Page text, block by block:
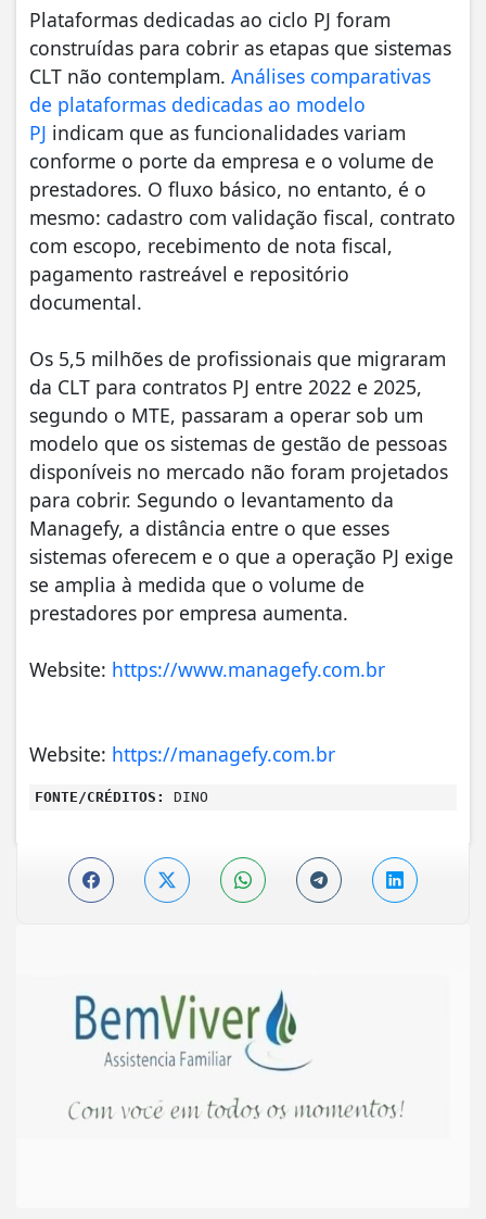
Plataformas dedicadas ao ciclo PJ foram
construídas para cobrir as etapas que sistemas
CLT não contemplam. Análises comparativas
de plataformas dedicadas ao modelo
PJ indicam que as funcionalidades variam
conforme o porte da empresa e o volume de
prestadores. O fluxo básico, no entanto, é o
mesmo: cadastro com validação fiscal, contrato
com escopo, recebimento de nota fiscal,
pagamento rastreável e repositório
documental.
Os 5,5 milhões de profissionais que migraram
da CLT para contratos PJ entre 2022 e 2025,
segundo o MTE, passaram a operar sob um
modelo que os sistemas de gestão de pessoas
disponíveis no mercado não foram projetados
para cobrir. Segundo o levantamento da
Managefy, a distância entre o que esses
sistemas oferecem e o que a operação PJ exige
se amplia à medida que o volume de
prestadores por empresa aumenta.
Website: https://www.managefy.com.br
Website: https://managefy.com.br
FONTE/CRÉDITOS: DINO